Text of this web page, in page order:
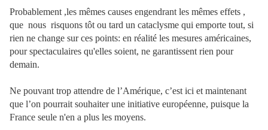
Probablement ,les mêmes causes engendrant les mêmes effets ,
que nous risquons tôt ou tard un cataclysme qui emporte tout, si
rien ne change sur ces points: en réalité les mesures américaines,
pour spectaculaires qu'elles soient, ne garantissent rien pour
demain.
Ne pouvant trop attendre de l’Amérique, c’est ici et maintenant
que l’on pourrait souhaiter une initiative européenne, puisque la
France seule n'en a plus les moyens.